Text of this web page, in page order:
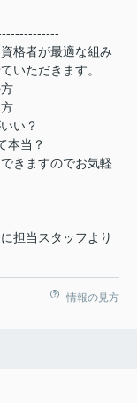
格者が最適な組み
いただきます。
い？
本当？
きますのでお気軽
担当スタッフより
情報の見方